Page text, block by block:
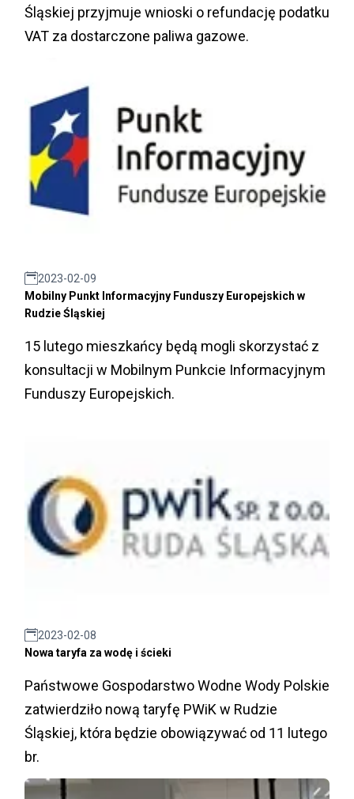
Śląskiej przyjmuje wnioski o refundację podatku
VAT za dostarczone paliwa gazowe.
2023-02-09
Mobilny Punkt Informacyjny Funduszy Europejskich w
Rudzie Śląskiej
15 lutego mieszkańcy będą mogli skorzystać z
konsultacji w Mobilnym Punkcie Informacyjnym
Funduszy Europejskich.
2023-02-08
Nowa taryfa za wodę i ścieki
Państwowe Gospodarstwo Wodne Wody Polskie
zatwierdziło nową taryfę PWiK w Rudzie
Śląskiej, która będzie obowiązywać od 11 lutego
br.